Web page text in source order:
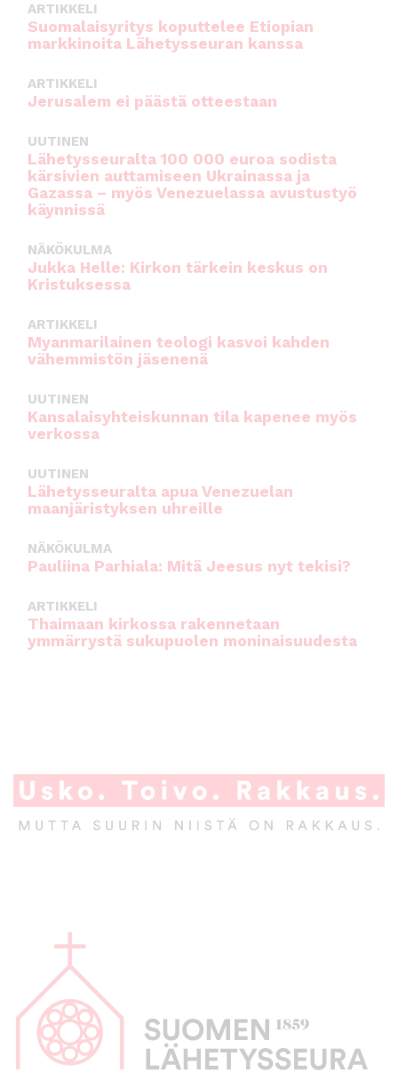
ARTIKKELI
Suomalaisyritys koputtelee Etiopian
markkinoita Lähetysseuran kanssa
ARTIKKELI
Jerusalem ei päästä otteestaan
UUTINEN
Lähetysseuralta 100 000 euroa sodista
kärsivien auttamiseen Ukrainassa ja
Gazassa – myös Venezuelassa avustustyö
käynnissä
NÄKÖKULMA
Jukka Helle: Kirkon tärkein keskus on
Kristuksessa
ARTIKKELI
Myanmarilainen teologi kasvoi kahden
vähemmistön jäsenenä
UUTINEN
Kansalaisyhteiskunnan tila kapenee myös
verkossa
UUTINEN
Lähetysseuralta apua Venezuelan
maanjäristyksen uhreille
NÄKÖKULMA
Pauliina Parhiala: Mitä Jeesus nyt tekisi?
ARTIKKELI
Thaimaan kirkossa rakennetaan
ymmärrystä sukupuolen moninaisuudesta
p